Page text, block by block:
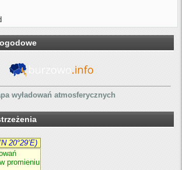
wyładowań atmosferycznych